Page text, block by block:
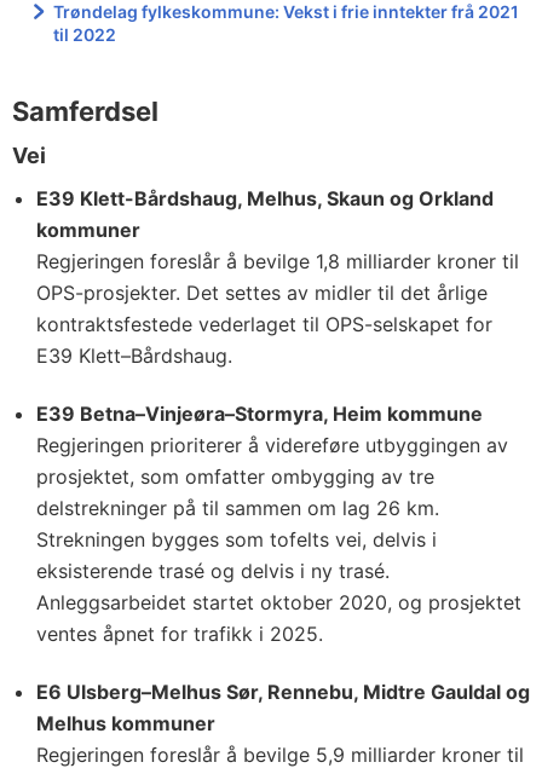
Trøndelag fylkeskommune: Vekst i frie inntekter frå 2021
til 2022
Samferdsel
Vei
E39 Klett-Bårdshaug, Melhus, Skaun og Orkland
kommuner
Regjeringen foreslår å bevilge 1,8 milliarder kroner til
OPS-prosjekter. Det settes av midler til det årlige
kontraktsfestede vederlaget til OPS-selskapet for
E39 Klett–Bårdshaug.
E39 Betna–Vinjeøra–Stormyra, Heim kommune
Regjeringen prioriterer å videreføre utbyggingen av
prosjektet, som omfatter ombygging av tre
delstrekninger på til sammen om lag 26 km.
Strekningen bygges som tofelts vei, delvis i
eksisterende trasé og delvis i ny trasé.
Anleggsarbeidet startet oktober 2020, og prosjektet
ventes åpnet for trafikk i 2025.
E6 Ulsberg–Melhus Sør, Rennebu, Midtre Gauldal og
Melhus kommuner
Regjeringen foreslår å bevilge 5,9 milliarder kroner til